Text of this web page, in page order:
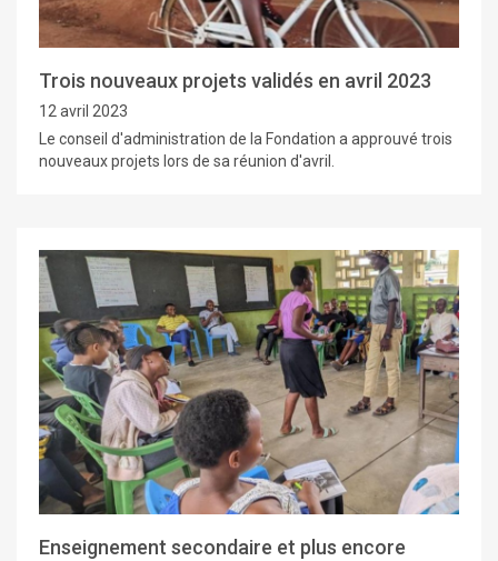
Trois nouveaux projets validés en avril 2023
12 avril 2023
Le conseil d'administration de la Fondation a approuvé trois
nouveaux projets lors de sa réunion d'avril.
Enseignement secondaire et plus encore